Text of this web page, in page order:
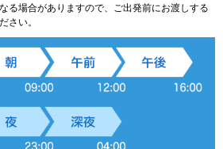
る場合がありますので、ご出発前にお渡しする
さい。